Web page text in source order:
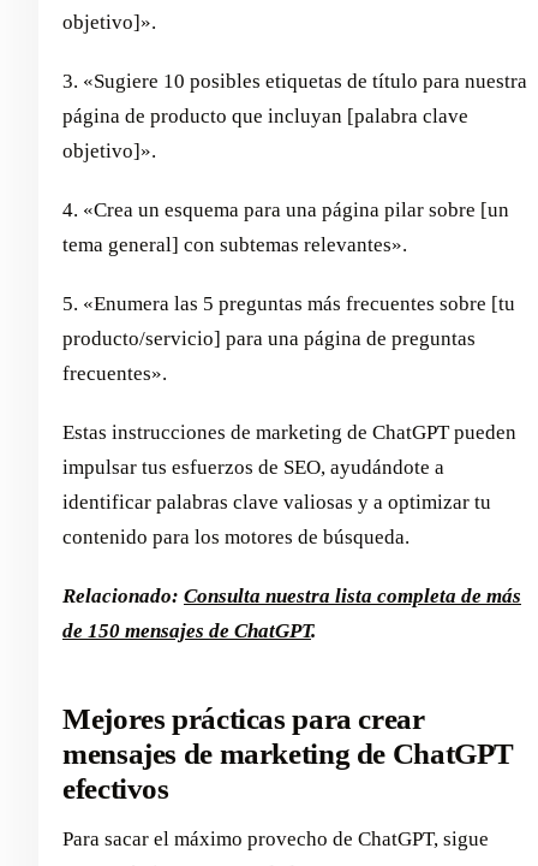
objetivo]».
3. «Sugiere 10 posibles etiquetas de título para nuestra
página de producto que incluyan [palabra clave
objetivo]».
4. «Crea un esquema para una página pilar sobre [un
tema general] con subtemas relevantes».
5. «Enumera las 5 preguntas más frecuentes sobre [tu
producto/servicio] para una página de preguntas
frecuentes».
Estas instrucciones de marketing de ChatGPT pueden
impulsar tus esfuerzos de SEO, ayudándote a
identificar palabras clave valiosas y a optimizar tu
contenido para los motores de búsqueda.
Relacionado: Consulta nuestra lista completa de más
de 150 mensajes de ChatGPT.
Mejores prácticas para crear
mensajes de marketing de ChatGPT
efectivos
Para sacar el máximo provecho de ChatGPT, sigue